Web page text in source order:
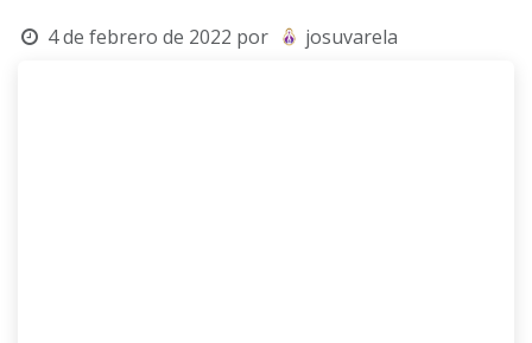
4 de febrero de 2022 por josuvarela